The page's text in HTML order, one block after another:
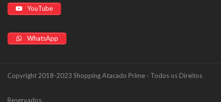
YouTube
WhatsApp
Copyright 2018-2023 Shopping Atacado Prime - Todos os Direitos
Reservados.